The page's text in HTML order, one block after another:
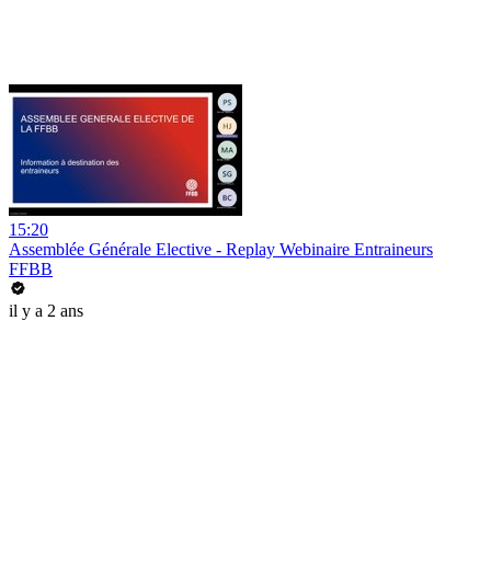
15:20
Assemblée Générale Elective - Replay Webinaire Entraineurs
FFBB
il y a 2 ans